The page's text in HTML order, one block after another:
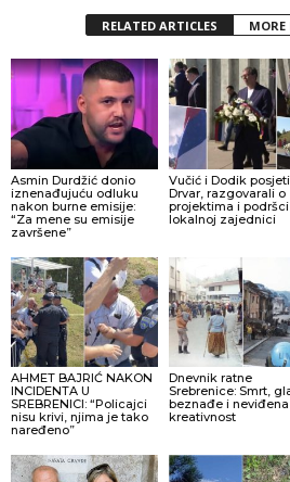
RELATED ARTICLES
Asmin Durdžić donio
iznenađujuću odluku
nakon burne emisije:
“Za mene su emisije
završene”
Vučić i Dodik
Drvar, razgovarali o
projektima i podršci
lokalnoj zajednici
AHMET BAJRIĆ NAKON
INCIDENTA U
SREBRENICI: “Policajci
nisu krivi, njima je tako
naređeno”
Dnevnik ratne
Srebrenice: Smrt,
beznađe i neviđena
kreativnost